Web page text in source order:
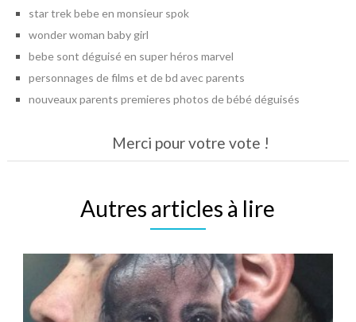
star trek bebe en monsieur spok
wonder woman baby girl
bebe sont déguisé en super héros marvel
personnages de films et de bd avec parents
nouveaux parents premieres photos de bébé déguisés
Merci pour votre vote !
Autres articles à lire